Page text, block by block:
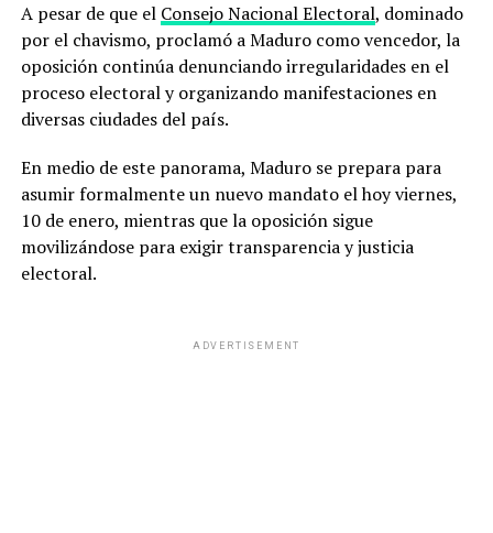
A pesar de que el Consejo Nacional Electoral, dominado
por el chavismo, proclamó a Maduro como vencedor, la
oposición continúa denunciando irregularidades en el
proceso electoral y organizando manifestaciones en
diversas ciudades del país.
En medio de este panorama, Maduro se prepara para
asumir formalmente un nuevo mandato el hoy viernes,
10 de enero, mientras que la oposición sigue
movilizándose para exigir transparencia y justicia
electoral.
ADVERTISEMENT